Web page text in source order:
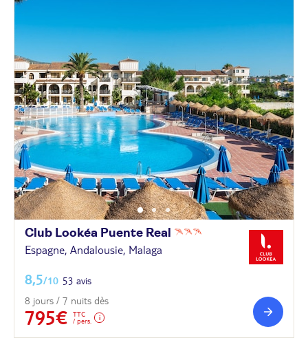
Club Lookéa Puente Real
Espagne, Andalousie, Malaga
8,5/10 53 avis
8 jours / 7 nuits dès
795€
TTC
/ pers.